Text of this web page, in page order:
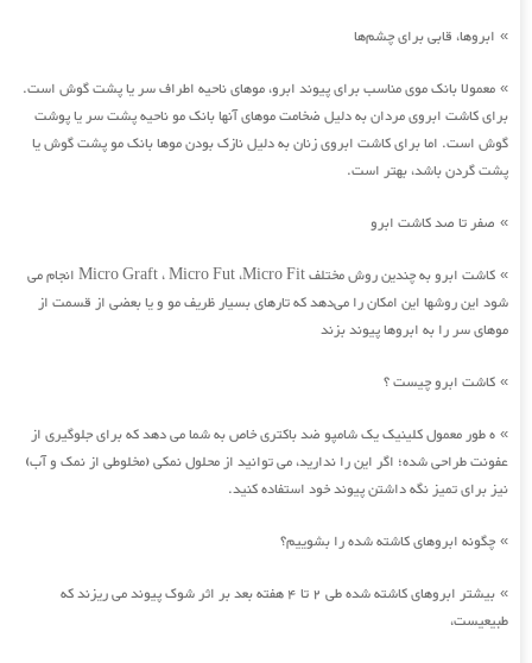
» ابروها، قابی برای چشم‌ها
» معمولا بانک موی مناسب برای پیوند ابرو، موهای ناحیه اطراف سر یا پشت گوش است.
برای کاشت ابروی مردان به دلیل ضخامت موهای آنها بانک مو ناحیه پشت سر یا پوشت
گوش است. اما برای کاشت ابروی زنان به دلیل نازک بودن موها بانک مو پشت گوش یا
پشت گردن باشد، بهتر است.
» صفر تا صد کاشت ابرو
»
کاشت ابرو به چندین روش مختلف Micro Graft ، Micro Fut ،Micro Fit انجام می
شود این روشها این امکان را می‌دهد که تارهای بسیار ظریف مو و یا بعضی از قسمت از
موهای سر را به ابروها پیوند بزند
» کاشت ابرو چیست ؟
» ه طور معمول کلینیک یک شامپو ضد باکتری خاص به شما می دهد که برای جلوگیری از
عفونت طراحی شده؛ اگر این را ندارید، می توانید از محلول نمکی (مخلوطی از نمک و آب)
نیز برای تمیز نگه داشتن پیوند خود استفاده کنید.
» چگونه ابروهای کاشته شده را بشوییم؟
»
بیشتر ابروهای کاشته شده طی 2 تا 4 هفته بعد بر اثر شوک پیوند می ریزند که
طبیعیست،